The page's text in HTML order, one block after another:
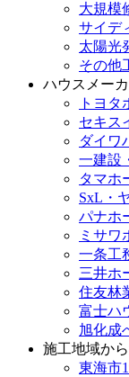
大規模
サイデ
太陽光
その他
ハウスメー
トヨタ
セキス
ダイワ
一建設
タマホ
SxL・
パナホ
ミサワ
一条工
三井ホ
住友林
富士ハ
旭化成
施工地域か
東海市